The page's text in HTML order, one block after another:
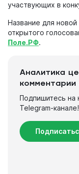
участвующих в
Название для
открытого
Поле.РФ.
Аналитика
комментарии
Подпишитесь на
Telegram-канале!